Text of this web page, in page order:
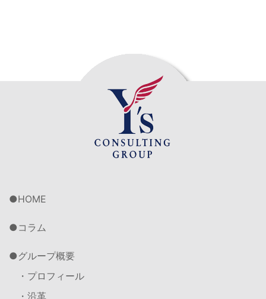
HOME
コラム
グループ概要
・プロフィール
・沿革